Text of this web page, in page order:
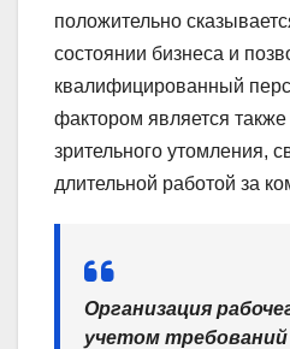
положительно
состоянии бизнеса и
квалифицированный
фактором является
зрительного утомления,
длительной работой за
Организация
учетом